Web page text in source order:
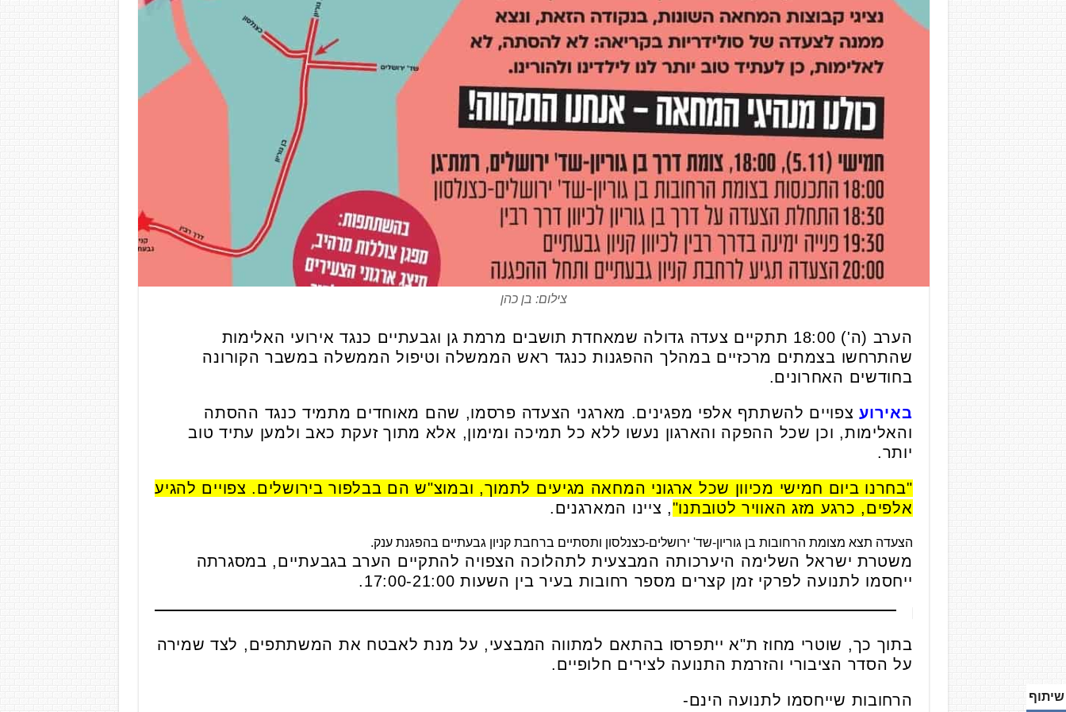
צילום: בן כהן
הערב (ה') 18:00 תתקיים צעדה גדולה שמאחדת תושבים מרמת גן וגבעתיים כנגד אירועי האלימות
שהתרחשו בצמתים מרכזיים במהלך ההפגנות כנגד ראש הממשלה וטיפול הממשלה במשבר הקורונה
בחודשים האחרונים.
באירוע צפויים להשתתף אלפי מפגינים. מארגני הצעדה פרסמו, שהם מאוחדים מתמיד כנגד ההסתה
והאלימות, וכן שכל ההפקה והארגון נעשו ללא כל תמיכה ומימון, אלא מתוך זעקת כאב ולמען עתיד טוב
יותר.
"בחרנו ביום חמישי מכיוון שכל ארגוני המחאה מגיעים לתמוך, ובמוצ"ש הם בבלפור בירושלים. צפויים להגיע
אלפים, כרגע מזג האוויר לטובתנו", ציינו המארגנים.
הצעדה תצא מצומת הרחובות בן גוריון-שד' ירושלים-כצנלסון ותסתיים ברחבת קניון גבעתיים בהפגנת ענק.
משטרת ישראל השלימה היערכותה המבצעית לתהלוכה הצפויה להתקיים הערב בגבעתיים, במסגרתה
ייחסמו לתנועה לפרקי זמן קצרים מספר רחובות בעיר בין השעות 17:00-21:00.
בתוך כך, שוטרי מחוז ת"א ייתפרסו בהתאם למתווה המבצעי, על מנת לאבטח את המשתתפים, לצד שמירה
על הסדר הציבורי והזרמת התנועה לצירים חלופיים.
הרחובות שייחסמו לתנועה הינם- שיתוף